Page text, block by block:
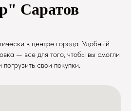
Саратов
в центре города. Удобный
— все для того, чтобы вы смогли
погрузить свои покупки.